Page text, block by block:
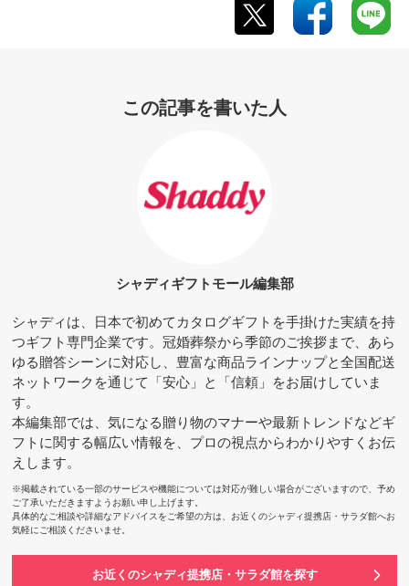
この記事を書いた人
シャディギフトモール編集部
シャディは、日本で初めてカタログギフトを手掛けた実績を持
つギフト専門企業です。冠婚葬祭から季節のご挨拶まで、あら
ゆる贈答シーンに対応し、豊富な商品ラインナップと全国配送
ネットワークを通じて「安心」と「信頼」をお届けしていま
す。
本編集部では、気になる贈り物のマナーや最新トレンドなどギ
フトに関する幅広い情報を、プロの視点からわかりやすくお伝
えします。
※掲載されている一部のサービスや機能については対応が難しい場合がございますので、予め
ご了承いただきますようお願い申し上げます。
具体的なご相談や詳細なアドバイスをご希望の方は、お近くのシャディ提携店・サラダ館へお
気軽にご相談くださいませ。
お近くのシャディ提携店・サラダ館を探す